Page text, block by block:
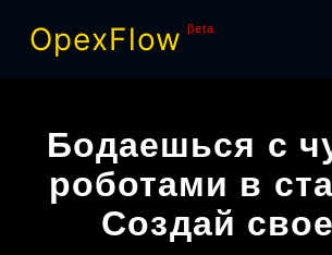
OpexFlow βeta
Бодаешься с
роботами в
Создай